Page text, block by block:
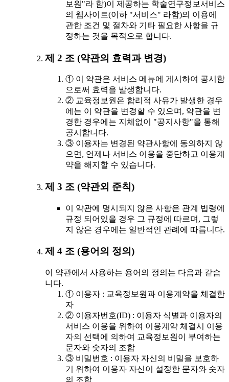
보원"라 함)이 제공하는 학술연구정보서비스
의 웹사이트(이하 "서비스" 라함)의 이용에
관한 조건 및 절차와 기타 필요한 사항을 규
정하는 것을 목적으로 합니다.
제 2 조 (약관의 효력과 변경)
① 이 약관은 서비스 메뉴에 게시하여 공시함
으로써 효력을 발생합니다.
② 교육정보원은 합리적 사유가 발생한 경우
에는 이 약관을 변경할 수 있으며, 약관을 변
경한 경우에는 지체없이 "공지사항"을 통해
공시합니다.
③ 이용자는 변경된 약관사항에 동의하지 않
으면, 언제나 서비스 이용을 중단하고 이용계
약을 해지할 수 있습니다.
제 3 조 (약관외 준칙)
이 약관에 명시되지 않은 사항은 관계 법령에
규정 되어있을 경우 그 규정에 따르며, 그렇
지 않은 경우에는 일반적인 관례에 따릅니다.
제 4 조 (용어의 정의)
이 약관에서 사용하는 용어의 정의는 다음과 같습
니다.
① 이용자 : 교육정보원과 이용계약을 체결한
자
② 이용자번호(ID) : 이용자 식별과 이용자의
서비스 이용을 위하여 이용계약 체결시 이용
자의 선택에 의하여 교육정보원이 부여하는
문자와 숫자의 조합
③ 비밀번호 : 이용자 자신의 비밀을 보호하
기 위하여 이용자 자신이 설정한 문자와 숫자
의 조합